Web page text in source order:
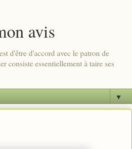
avis
d'être d'accord avec le patron de
consiste essentiellement à taire ses
▼